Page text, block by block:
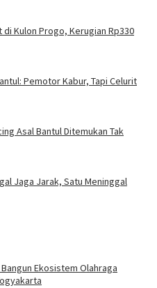
Kulon Progo, Kerugian Rp330
Pemotor Kabur, Tapi Celurit
Asal Bantul Ditemukan Tak
Jaga Jarak, Satu Meninggal
Ekosistem Olahraga